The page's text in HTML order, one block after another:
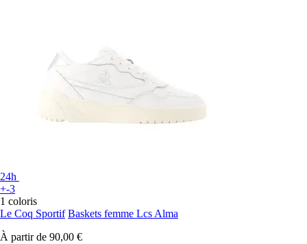
24h
+-3
1 coloris
Le Coq Sportif Baskets femme Lcs Alma
À partir de 90,00 €